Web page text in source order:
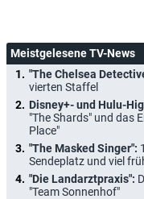
Meistgelesene TV-News
"The Chelsea
vierten Staffel
Disney+- und Hulu-
"The Shards" und das
Place"
"The Masked Singer":
Sendeplatz und viel
"Die Landarztpraxis":
"Team Sonnenhof"